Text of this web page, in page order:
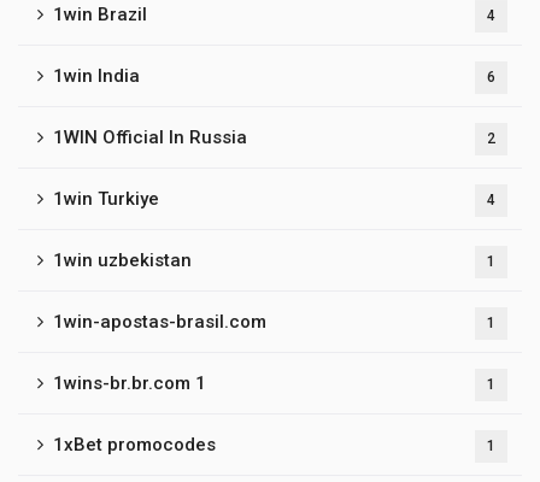
1win Brazil 4
1win India 6
1WIN Official In Russia 2
1win Turkiye 4
1win uzbekistan 1
1win-apostas-brasil.com 1
1wins-br.br.com 1 1
1xBet promocodes 1